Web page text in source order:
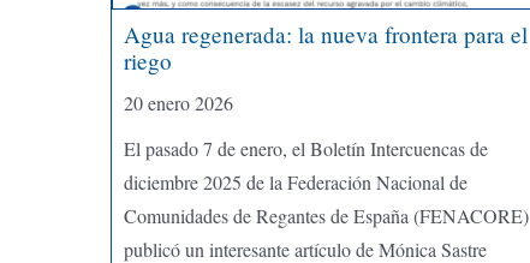
Agua regenerada: la nueva frontera para el
riego
20 enero 2026
El pasado 7 de enero, el Boletín Intercuencas de
diciembre 2025 de la Federación Nacional de
Comunidades de Regantes de España (FENACORE)
publicó un interesante artículo de Mónica Sastre